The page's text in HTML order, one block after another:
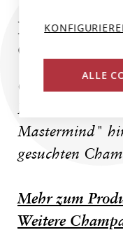
CHARLES
Charles Dufour,
Françoise
Mastermind"
gesuchten
Mehr zum
Weitere
ALLE